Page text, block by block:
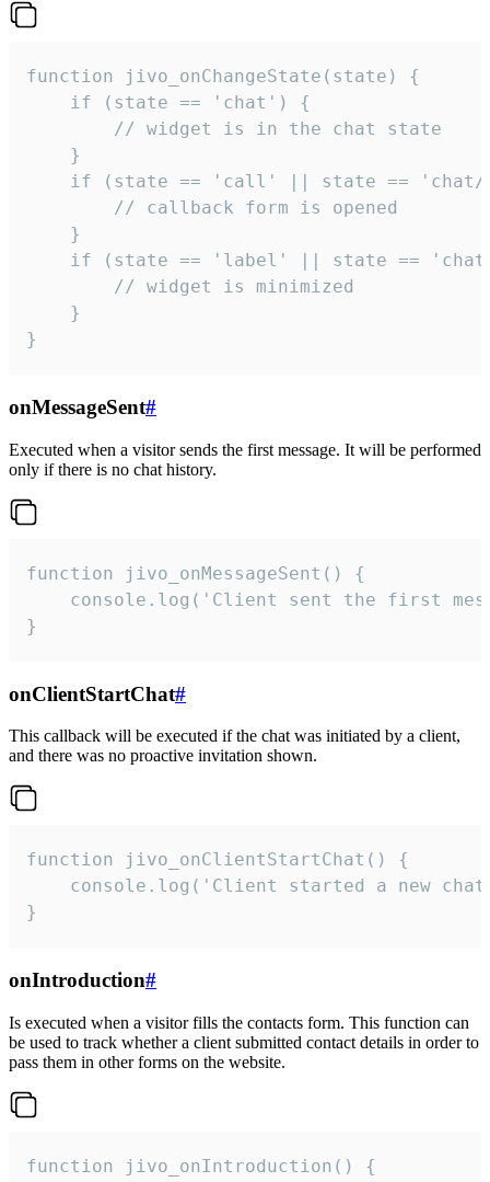
function jivo_onChangeState(state) {
    if (state == 'chat') {
        // widget is in the chat state
    }
if (state == 'call' || state ==
        // callback form is opened
    }
if (state == 'label' || state ==
        // widget is minimized
    }
}
onMessageSent#
Executed when a visitor sends the first message. It will be performed
only if there is no chat history.
function jivo_onMessageSent() {
console.log('Client sent the first
}
onClientStartChat#
This callback will be executed if the chat was initiated by a client,
and there was no proactive invitation shown.
function jivo_onClientStartChat() {
console.log('Client started a new
}
onIntroduction#
Is executed when a visitor fills the contacts form. This function can
be used to track whether a client submitted contact details in order to
pass them in other forms on the website.
function jivo_onIntroduction() {